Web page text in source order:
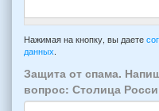
отъезда
из
Феодосии:
*
-
например:
6
человек:
4
взрослых
Примечание
Нажимая на кнопку, вы даете
данных
Защита от спама.
вопрос: Столица